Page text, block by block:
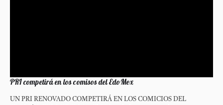
PRI competirá en los comisos del EdoMex
UN PRI RENOVADO COMPETIRÁ EN LOS COMICIOS DEL